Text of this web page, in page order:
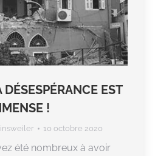
EST
!
10 octobre 2020
été nombreux à avoir